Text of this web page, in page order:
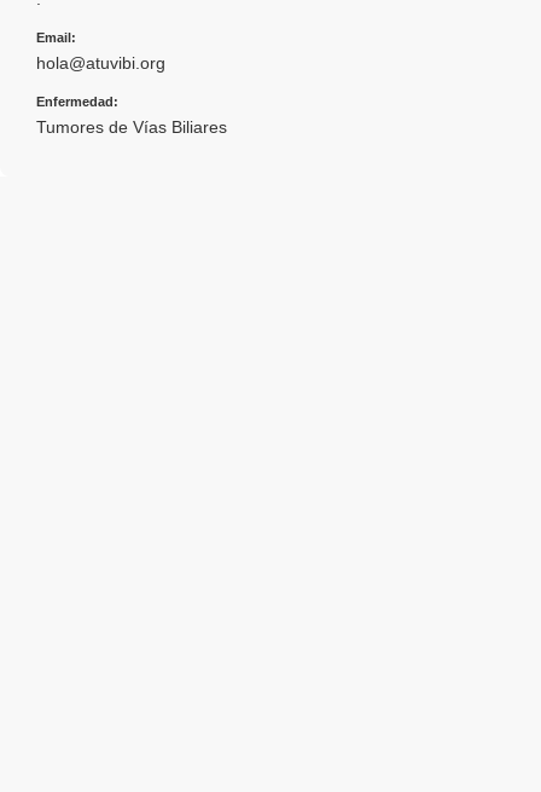
Email:
hola@atuvibi.org
Enfermedad:
Tumores de Vías Biliares